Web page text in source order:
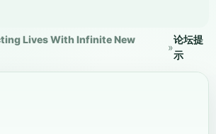
Lives With Infinite New
»
论坛提
示